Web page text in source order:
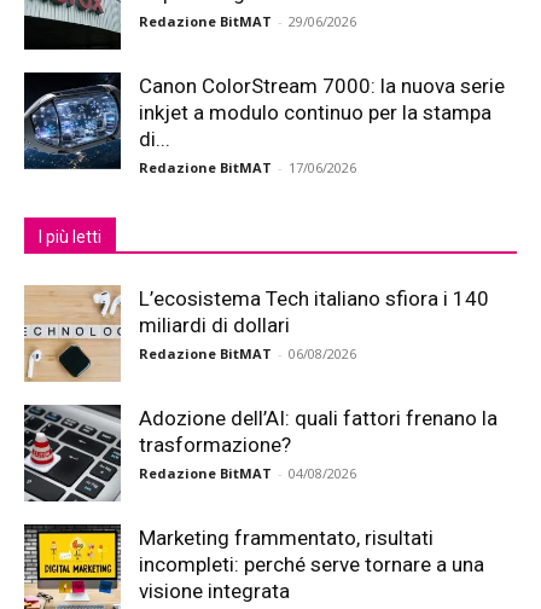
Redazione BitMAT - 29/06/2026
Canon ColorStream 7000: la nuova serie
inkjet a modulo continuo per la stampa
di...
Redazione BitMAT - 17/06/2026
I più letti
L’ecosistema Tech italiano sfiora i 140
miliardi di dollari
Redazione BitMAT - 06/08/2026
Adozione dell’AI: quali fattori frenano la
trasformazione?
Redazione BitMAT - 04/08/2026
Marketing frammentato, risultati
incompleti: perché serve tornare a una
visione integrata